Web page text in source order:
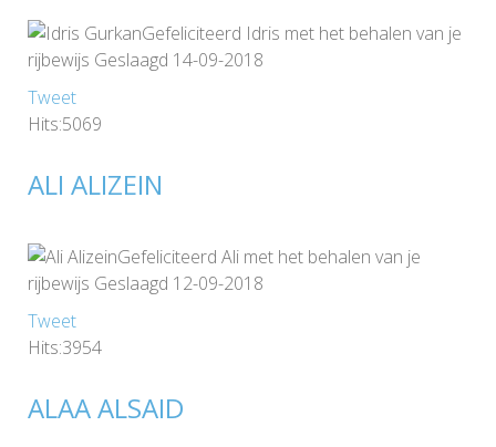
Gefeliciteerd Idris met het behalen van je
rijbewijs Geslaagd 14-09-2018
Tweet
Hits:5069
ALI ALIZEIN
Gefeliciteerd Ali met het behalen van je
rijbewijs Geslaagd 12-09-2018
Tweet
Hits:3954
ALAA ALSAID